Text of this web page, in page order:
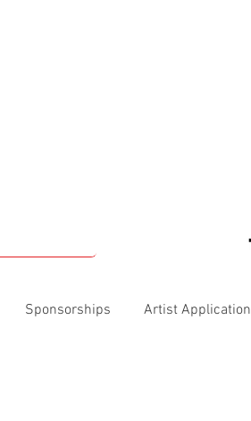
Sponsorships Artist Application